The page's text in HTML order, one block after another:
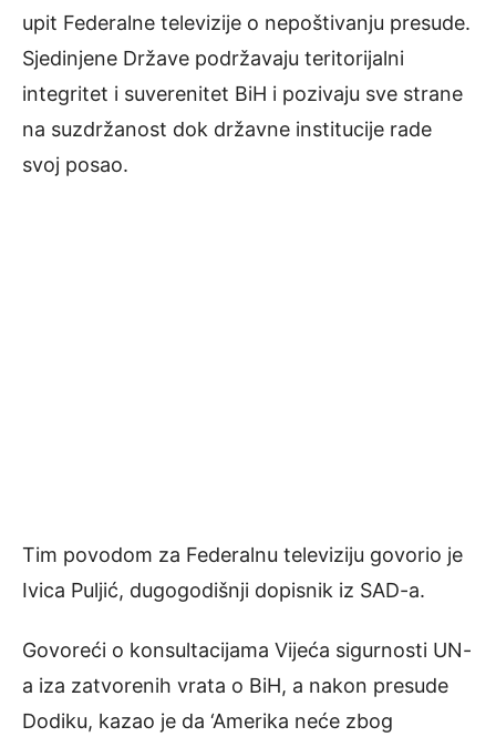
upit Federalne televizije o nepoštivanju presude.
Sjedinjene Države podržavaju teritorijalni
integritet i suverenitet BiH i pozivaju sve strane
na suzdržanost dok državne institucije rade
svoj posao.
Tim povodom za Federalnu televiziju govorio je
Ivica Puljić, dugogodišnji dopisnik iz SAD-a.
Govoreći o konsultacijama Vijeća sigurnosti UN-
a iza zatvorenih vrata o BiH, a nakon presude
Dodiku, kazao je da ‘Amerika neće zbog